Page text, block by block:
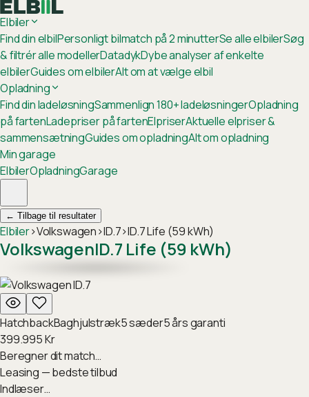
Elbiler
Find din elbilPersonligt bilmatch på 2 minutterSe alle elbilerSøg
& filtrér alle modellerDatadykDybe analyser af enkelte
elbilerGuides om elbilerAlt om at vælge elbil
Opladning
Find din ladeløsningSammenlign 180+ ladeløsningerOpladning
på fartenLadepriser på fartenElpriserAktuelle elpriser &
sammensætningGuides om opladningAlt om opladning
Min garage
ElbilerOpladningGarage
← Tilbage til resultater
Elbiler›Volkswagen›ID.7›ID.7 Life (59 kWh)
VolkswagenID.7 Life (59 kWh)
HatchbackBaghjulstræk5sæder5års garanti
399.995Kr
Beregner dit match…
Leasing — bedste tilbud
Indlæser…